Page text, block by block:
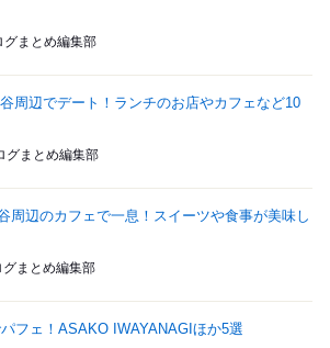
グまとめ編集部
周辺でデート！ランチのお店やカフェなど10
グまとめ編集部
周辺のカフェで一息！スイーツや食事が美味し
グまとめ編集部
フェ！ASAKO IWAYANAGIほか5選